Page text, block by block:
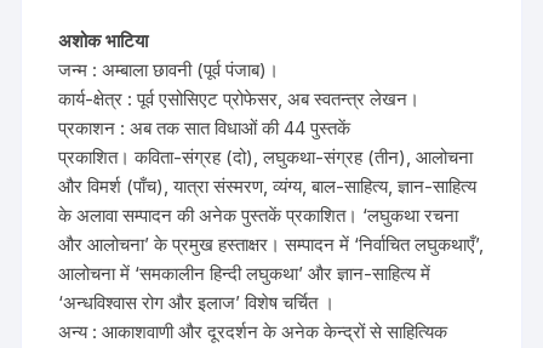
अशोक भाटिया
जन्म : अम्बाला छावनी (पूर्व पंजाब)।
कार्य-क्षेत्र : पूर्व एसोसिएट प्रोफेसर, अब स्वतन्त्र लेखन।
प्रकाशन : अब तक सात विधाओं की 44 पुस्तकें
प्रकाशित। कविता-संग्रह (दो), लघुकथा-संग्रह (तीन), आलोचना
और विमर्श (पाँच), यात्रा संस्मरण, व्यंग्य, बाल-साहित्य, ज्ञान-साहित्य
के अलावा सम्पादन की अनेक पुस्तकें प्रकाशित। ‘लघुकथा रचना
और आलोचना’ के प्रमुख हस्ताक्षर। सम्पादन में ‘निर्वाचित लघुकथाएँ’,
आलोचना में ‘समकालीन हिन्दी लघुकथा’ और ज्ञान-साहित्य में
‘अन्धविश्वास रोग और इलाज’ विशेष चर्चित ।
अन्य : आकाशवाणी और दूरदर्शन के अनेक केन्द्रों से साहित्यिक